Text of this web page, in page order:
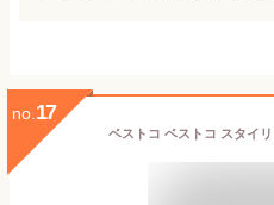
no. 17
ベストコ ベストコ スタイ